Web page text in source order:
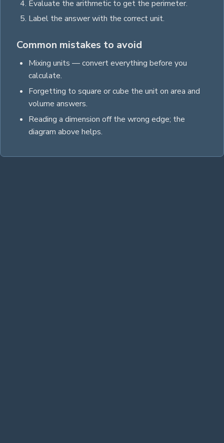
Evaluate the arithmetic to get the perimeter.
Label the answer with the correct unit.
Common mistakes to avoid
Mixing units — convert everything before you
calculate.
Forgetting to square or cube the unit on area and
volume answers.
Reading a dimension off the wrong edge; the
diagram above helps.